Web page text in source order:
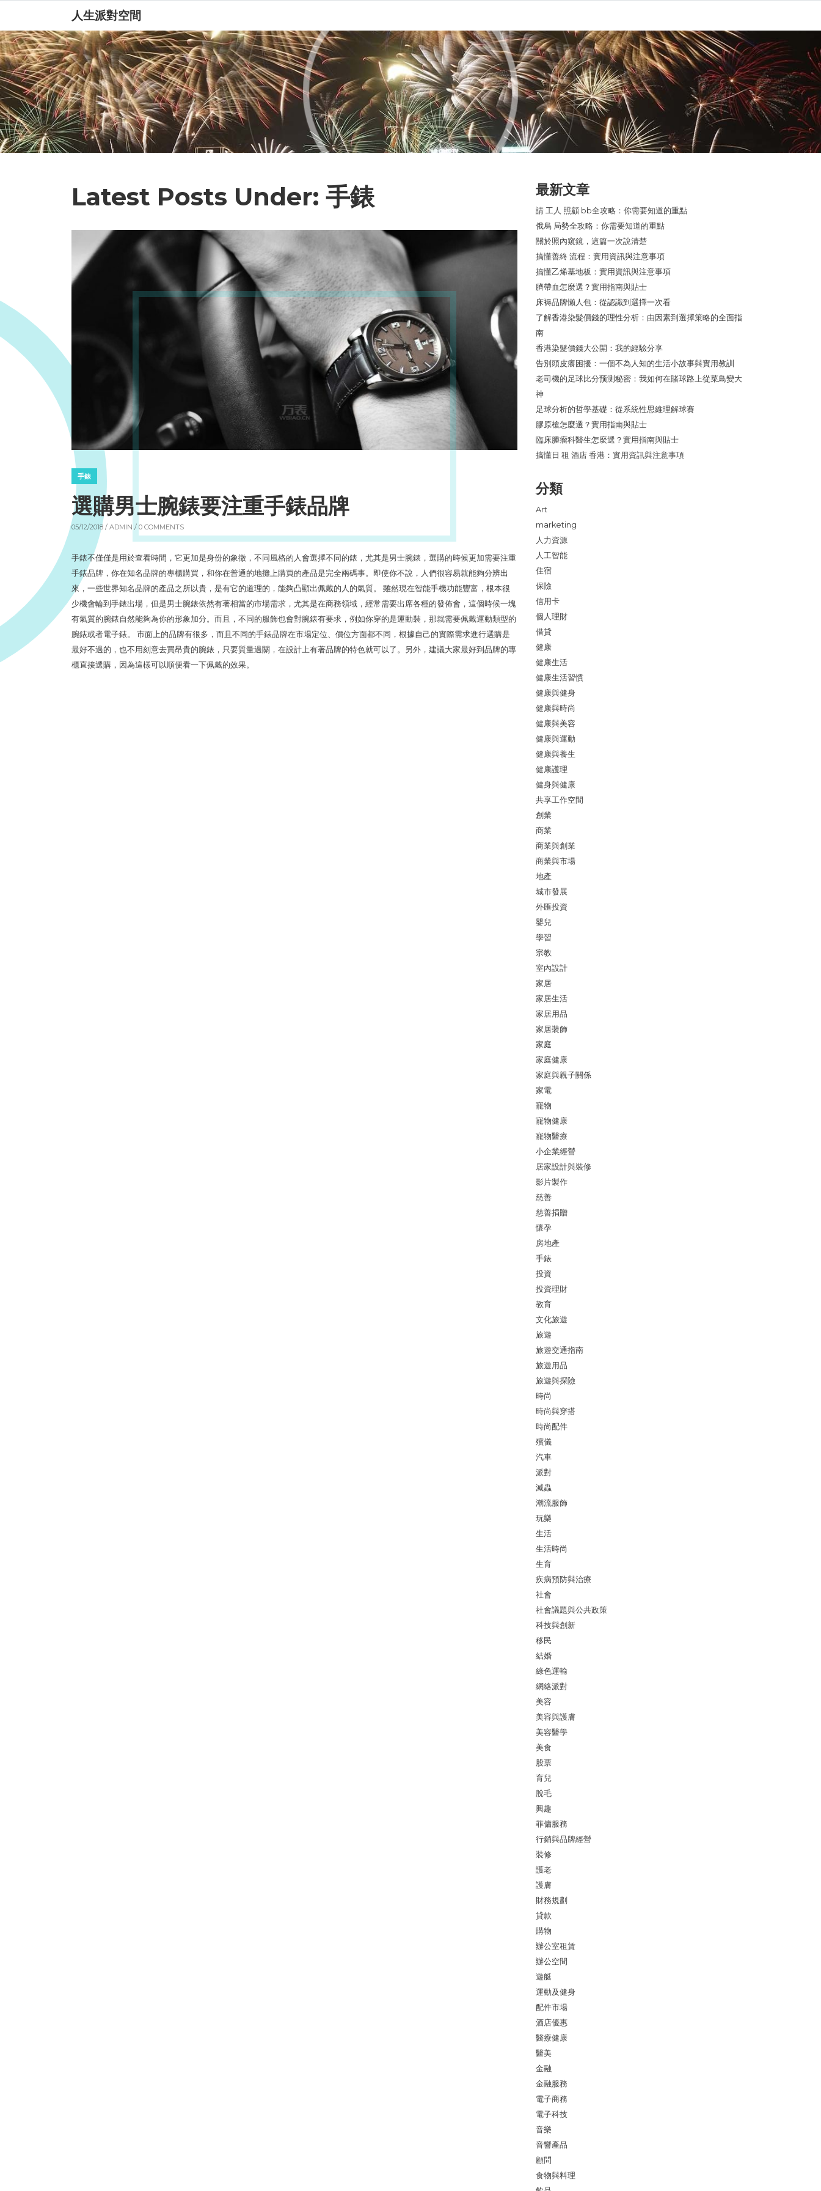
人生派對空間
Latest Posts Under: 手錶
手錶
選購男士腕錶要注重手錶品牌
05/12/2018 / ADMIN / 0 COMMENTS
手錶不僅僅是用於查看時間，它更加是身份的象徵，不同風格的人會選擇不同的錶，尤其是男士腕錶，選購的時候更加需要注重
手錶品牌，你在知名品牌的專櫃購買，和你在普通的地攤上購買的產品是完全兩碼事。即使你不說，人們很容易就能夠分辨出
來，一些世界知名品牌的產品之所以貴，是有它的道理的，能夠凸顯出佩戴的人的氣質。 雖然現在智能手機功能豐富，根本很
少機會輪到手錶出場，但是男士腕錶依然有著相當的市場需求，尤其是在商務領域，經常需要出席各種的發佈會，這個時候一塊
有氣質的腕錶自然能夠為你的形象加分。而且，不同的服飾也會對腕錶有要求，例如你穿的是運動裝，那就需要佩戴運動類型的
腕錶或者電子錶。 市面上的品牌有很多，而且不同的手錶品牌在市場定位、價位方面都不同，根據自己的實際需求進行選購是
最好不過的，也不用刻意去買昂貴的腕錶，只要質量過關，在設計上有著品牌的特色就可以了。另外，建議大家最好到品牌的專
櫃直接選購，因為這樣可以順便看一下佩戴的效果。
最新文章
請 工人 照顧 bb全攻略：你需要知道的重點
俄烏 局勢全攻略：你需要知道的重點
關於照內窺鏡，這篇一次說清楚
搞懂善終 流程：實用資訊與注意事項
搞懂乙烯基地板：實用資訊與注意事項
臍帶血怎麼選？實用指南與貼士
床褥品牌懶人包：從認識到選擇一次看
了解香港染髮價錢的理性分析：由因素到選擇策略的全面指
南
香港染髮價錢大公開：我的經驗分享
告別頭皮癢困擾：一個不為人知的生活小故事與實用教訓
老司機的足球比分预测秘密：我如何在賭球路上從菜鳥變大
神
足球分析的哲學基礎：從系統性思維理解球賽
膠原槍怎麼選？實用指南與貼士
臨床腫瘤科醫生怎麼選？實用指南與貼士
搞懂日 租 酒店 香港：實用資訊與注意事項
分類
Art
marketing
人力資源
人工智能
住宿
保險
信用卡
個人理財
借貸
健康
健康生活
健康生活習慣
健康與健身
健康與時尚
健康與美容
健康與運動
健康與養生
健康護理
健身與健康
共享工作空間
創業
商業
商業與創業
商業與市場
地產
城市發展
外匯投資
嬰兒
學習
宗教
室內設計
家居
家居生活
家居用品
家居裝飾
家庭
家庭健康
家庭與親子關係
家電
寵物
寵物健康
寵物醫療
小企業經營
居家設計與裝修
影片製作
慈善
慈善捐贈
懷孕
房地產
手錶
投資
投資理財
教育
文化旅遊
旅遊
旅遊交通指南
旅遊用品
旅遊與探險
時尚
時尚與穿搭
時尚配件
殯儀
汽車
派對
滅蟲
潮流服飾
玩樂
生活
生活時尚
生育
疾病預防與治療
社會
社會議題與公共政策
科技與創新
移民
結婚
綠色運輸
網絡派對
美容
美容與護膚
美容醫學
美食
股票
育兒
脫毛
興趣
菲傭服務
行銷與品牌經營
裝修
護老
護膚
財務規劃
貸款
購物
辦公室租賃
辦公空間
遊艇
運動及健身
配件市場
酒店優惠
醫療健康
醫美
金融
金融服務
電子商務
電子科技
音樂
音響產品
顧問
食物與料理